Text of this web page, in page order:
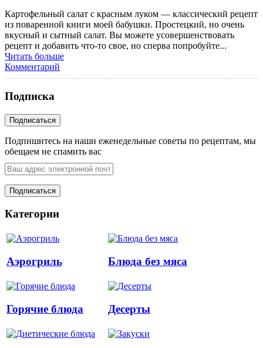
Картофельный салат с красным луком — классический рецепт
из поваренной книги моей бабушки. Простецкий, но очень
вкусный и сытный салат. Вы можете усовершенствовать
рецепт и добавить что-то свое, но сперва попробуйте...
Читать больше
Комментарий
Подписка
Подпишитесь на наши еженедельные советы по рецептам, мы
обещаем не спамить вас
Категории
Аэрогриль Блюда без мяса
Горячие блюда Десерты